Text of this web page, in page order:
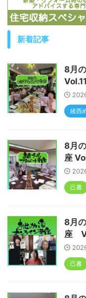
新着記事
8月
綾西
8月
座
己書
8月
座
己書